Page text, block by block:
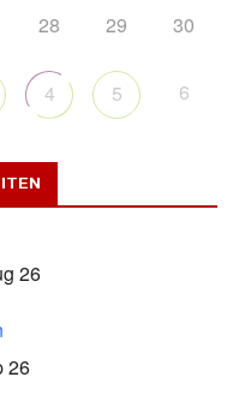
28 29 30
4 5 6
26
26